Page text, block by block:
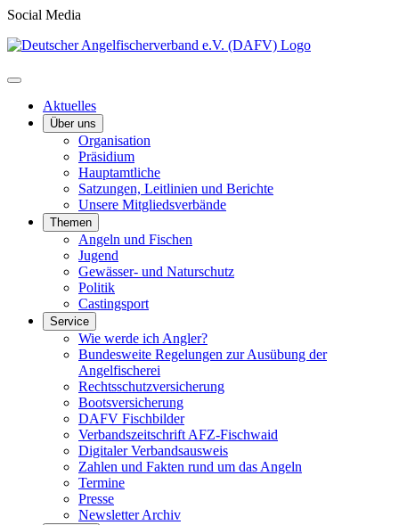
Social Media
Aktuelles
Über uns
Organisation
Präsidium
Hauptamtliche
Satzungen, Leitlinien und Berichte
Unsere Mitgliedsverbände
Themen
Angeln und Fischen
Jugend
Gewässer- und Naturschutz
Politik
Castingsport
Service
Wie werde ich Angler?
Bundesweite Regelungen zur Ausübung der
Angelfischerei
Rechtsschutzversicherung
Bootsversicherung
DAFV Fischbilder
Verbandszeitschrift AFZ-Fischwaid
Digitaler Verbandsausweis
Zahlen und Fakten rund um das Angeln
Termine
Presse
Newsletter Archiv